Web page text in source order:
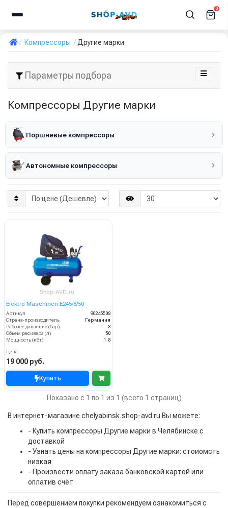
0
Компрессоры Другие марки
Параметры подбора
Компрессоры Другие марки
Поршневые компрессоры
Автономные компрессоры
Elektro Maschinen E245/8/50
Артикул
90245508
Страна-производитель
Германия
Рабочее давление (бар)
8
Объём ресивера (л)
50
Мощность (кВт)
1.8
Цена
19 000 руб.
Купить
Показано с 1 по 1 из 1 (всего 1 страниц)
В интернет-магазине chelyabinsk.shop-avd.ru Вы можете:
- Купить компрессоры Другие марки в Челябинске с
доставкой
- Узнать цены на компрессоры Другие марки: стоиомсть
низкая
- Произвести оплату заказа банковской картой или
оплатив счёт
Перед совершением покупки рекомендуем ознакомиться с